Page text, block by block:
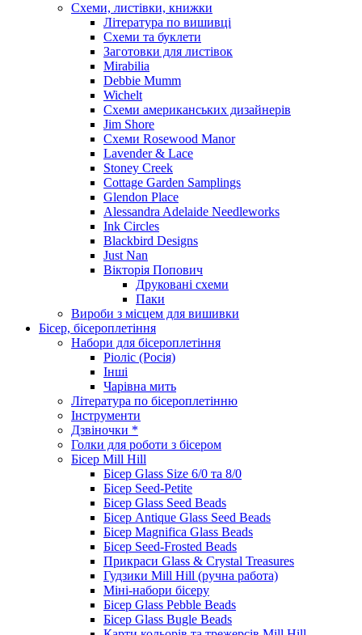
Схеми, листівки, книжки
Література по вишивці
Схеми та буклети
Заготовки для листівок
Mirabilia
Debbie Mumm
Wichelt
Схеми американських дизайнерів
Jim Shore
Cхеми Rosewood Manor
Lavender & Lace
Stoney Creek
Cottage Garden Samplings
Glendon Place
Alessandra Adelaide Needleworks
Ink Circles
Blackbird Designs
Just Nan
Вікторія Попович
Друковані схеми
Паки
Вироби з місцем для вишивки
Бісер, бісероплетіння
Набори для бісероплетіння
Ріоліс (Росія)
Інші
Чарівна мить
Література по бісероплетінню
Інструменти
Дзвіночки *
Голки для роботи з бісером
Бісер Mill Hill
Бісер Glass Size 6/0 та 8/0
Бісер Seed-Petite
Бісер Glass Seed Beads
Бісер Antique Glass Seed Beads
Бісер Magnifica Glass Beads
Бісер Seed-Frosted Beads
Прикраси Glass & Crystal Treasures
Гудзики Mill Hill (ручна работа)
Міні-набори бісеру
Бісер Glass Pebble Beads
Бісер Glass Bugle Beads